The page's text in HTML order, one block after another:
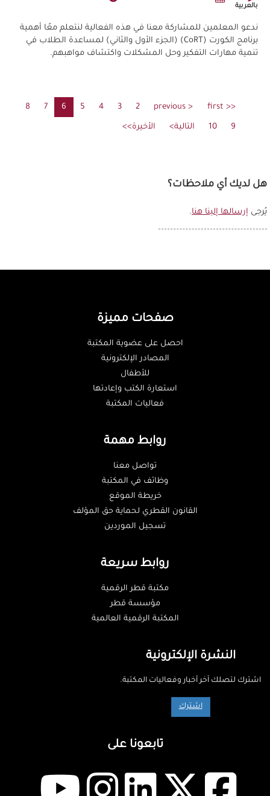
بالعربية
ندعو المعلمين للمشاركة معنا في هذه الفعالية لنتعلم معًا أهمية
برنامج الكورت (CoRT) (الجزء الأول والثاني) لمساعدة الطلاب في
تنمية مهارات التفكير وحل المشكلات واكتشاف مواهبهم.
الصفحة
<< first
الصفحة
< previous الصفحة
2 الصفحة
3 الصفحة
4 الصفحة
5
Current
page
6 الصفحة
7 الصفحة
8
الصفحة
9 الصفحة
10
الصفحة
التالية>
الصفحة
الأخيرة>>
هل لديك أي ملاحظات؟
يُرجى إرسالها إلينا هنا.
صفحات مميزة
احصل على عضوية المكتبة
المصادر الإلكترونية
للأطفال
استعارة الكتب وإعادتها
فعاليات المكتبة
روابط مهمة
تواصل معنا
وظائف في المكتبة
خريطة الموقع
القانون القطري لحماية حق المؤلف
تسجيل الموردين
روابط سريعة
مكتبة قطر الرقمية
مؤسسة قطر
المكتبة الرقمية العالمية
النشرة الإلكترونية
اشترك لتصلك آخر أخبار وفعاليات المكتبة.
اشترك
تابعونا على